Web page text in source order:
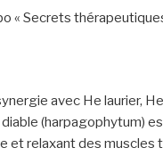
« Secrets
avec He laurier,
(harpagophytum)
et relaxant des muscles